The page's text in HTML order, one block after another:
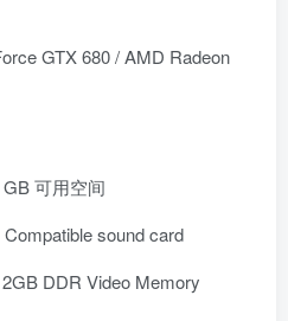
GTX 680 / AMD Radeon
可用空间
sound card
DDR Video Memory